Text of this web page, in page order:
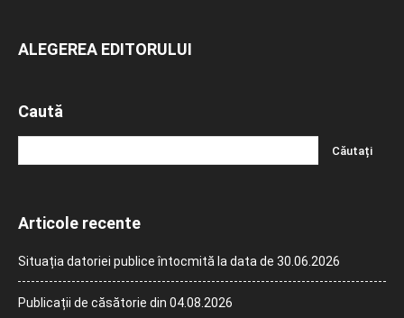
ALEGEREA EDITORULUI
Caută
Articole recente
Situația datoriei publice întocmită la data de 30.06.2026
Publicații de căsătorie din 04.08.2026